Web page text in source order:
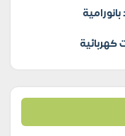
كهربائية